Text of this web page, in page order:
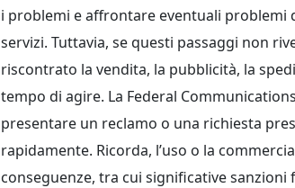
i problemi e affrontare eventuali
servizi. Tuttavia, se questi passaggi non
riscontrato la vendita, la pubblicità, la
tempo di agire. La Federal
presentare un reclamo o una richiesta
rapidamente. Ricorda, l’uso o la
conseguenze, tra cui significative